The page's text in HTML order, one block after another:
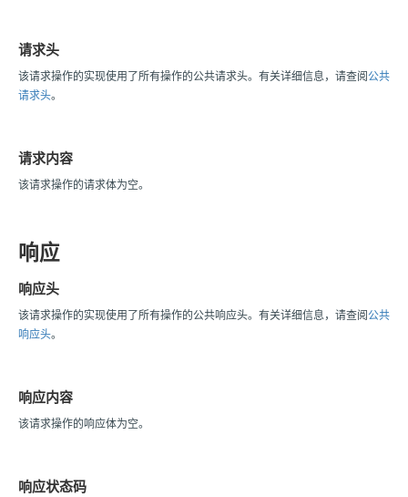
请求头
该请求操作的实现使用了所有操作的公共请求头。有关详细信息，请查阅公共
请求头。
请求内容
该请求操作的请求体为空。
响应
响应头
该请求操作的实现使用了所有操作的公共响应头。有关详细信息，请查阅公共
响应头。
响应内容
该请求操作的响应体为空。
响应状态码